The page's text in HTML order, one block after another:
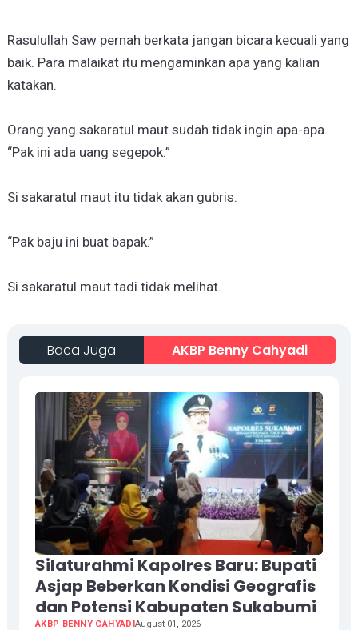
Rasulullah Saw pernah berkata jangan bicara kecuali yang
baik. Para malaikat itu mengaminkan apa yang kalian
katakan.
Orang yang sakaratul maut sudah tidak ingin apa-apa.
“Pak ini ada uang segepok.”
Si sakaratul maut itu tidak akan gubris.
“Pak baju ini buat bapak.”
Si sakaratul maut tadi tidak melihat.
Baca Juga AKBP Benny Cahyadi
Silaturahmi Kapolres Baru: Bupati
Asjap Beberkan Kondisi Geografis
dan Potensi Kabupaten Sukabumi
AKBP BENNY CAHYADIAugust 01, 2026